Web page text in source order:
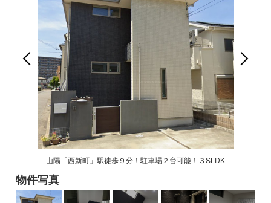
山陽「西新町」駅徒歩９分！駐車場２台可能！３SLDK
物件写真